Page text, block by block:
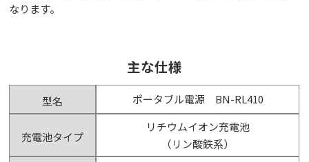
なります。
主な仕様
型名 ポータブル電源 BN-RL410
充電池タイプ
リチウムイオン充電池
（リン酸鉄系）